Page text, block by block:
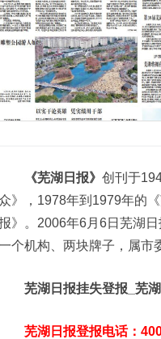
《芜湖日报》 创刊于
》，1978年到1979年的
》。2006年6月6日芜湖
个机构、两块牌子，属市
芜湖日报挂失登报_芜
芜湖日报登报电话：